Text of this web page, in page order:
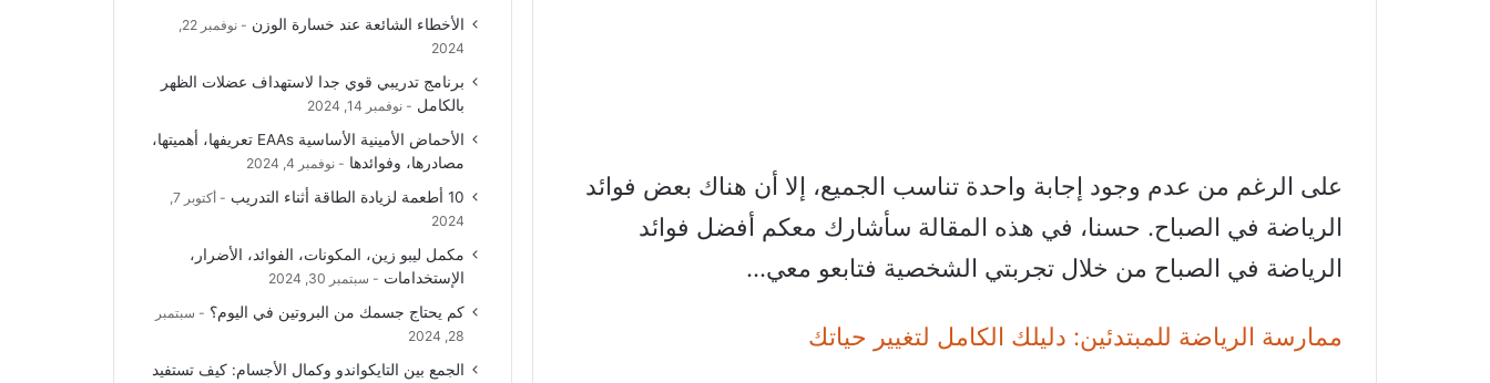
على الرغم من عدم وجود إجابة واحدة تناسب الجميع، إلا أن هناك بعض فوائد
الرياضة في الصباح. حسنا، في هذه المقالة سأشارك معكم أفضل فوائد
الرياضة في الصباح من خلال تجربتي الشخصية فتابعو معي…
ممارسة الرياضة للمبتدئين: دليلك الكامل لتغيير حياتك
الأخطاء الشائعة عند خسارة الوزن
نوفمبر 22,
2024
برنامج تدريبي قوي جدا لاستهداف عضلات الظهر
بالكامل
نوفمبر 14, 2024
الأحماض الأمينية الأساسية EAAs تعريفها، أهميتها،
مصادرها، وفوائدها
نوفمبر 4, 2024
10 أطعمة لزيادة الطاقة أثناء التدريب
أكتوبر 7,
2024
مكمل ليبو زين، المكونات، الفوائد، الأضرار،
الإستخدامات
سبتمبر 30, 2024
كم يحتاج جسمك من البروتين في اليوم؟
سبتمبر
28, 2024
الجمع بين التايكواندو وكمال الأجسام: كيف تستفيد